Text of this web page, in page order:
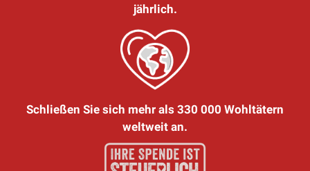
jährlich.
Schließen Sie sich mehr als 330 000 Wohltätern
weltweit an.